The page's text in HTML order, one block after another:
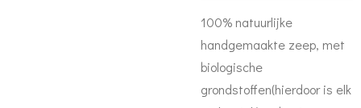
100% natuurlijke
handgemaakte zeep, met
biologische
grondstoffen(hierdoor is elk